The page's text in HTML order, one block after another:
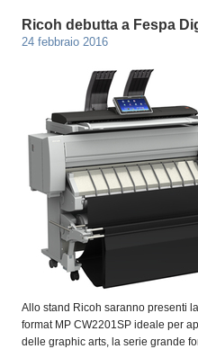
DI
Ricoh debutta a Fespa
24 febbraio 2016
Allo stand Ricoh saranno presenti
format MP CW2201SP ideale per
delle graphic arts, la serie grande